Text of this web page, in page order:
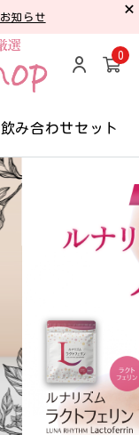
知らせ
0
み合わせセット